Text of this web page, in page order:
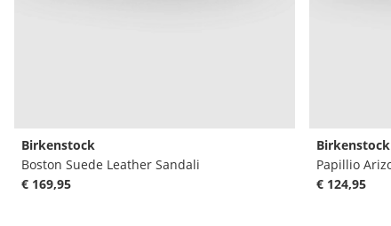
Birkenstock
Boston Suede Leather Sandali
€ 169,95
Birkenstock
€ 124,95